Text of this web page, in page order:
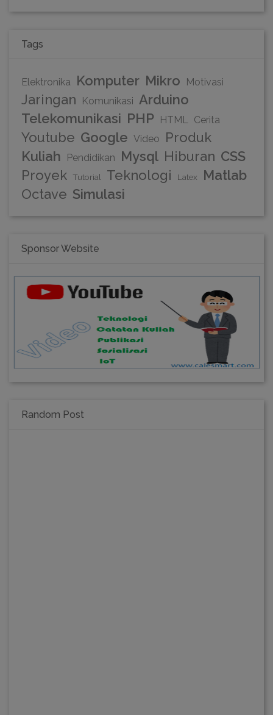
Tags
Elektronika Komputer Mikro Motivasi
Jaringan Komunikasi Arduino
Telekomunikasi PHP HTML Cerita
Youtube Google Video
Produk
Kuliah
Pendidikan Mysql Hiburan CSS
Proyek
Tutorial Teknologi Latex
Matlab
Octave Simulasi
Sponsor Website
Random Post